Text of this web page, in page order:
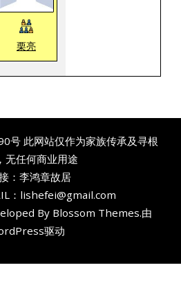
栗亮
号 此网站仅作为家族传承及寻根
无任何商业用途
： 李鸿章故居
：lishefei@gmail.com
By Blossom Themes.由
驱动